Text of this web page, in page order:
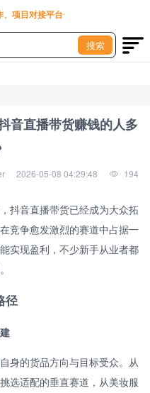
、项目对接平台
搜索
音直播带货赚钱的人多
2026-05-08 04:29:48 194
抖音直播带货已经成为大众拓
竞争愈发激烈的赛道中占据一
实现盈利，不少新手从业者都
径
身的货品方向与目标受众。从
选适配的垂直赛道，从美妆服